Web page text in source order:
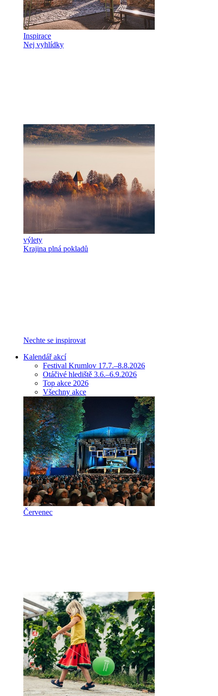
Inspirace
Nej vyhlídky
výlety
Krajina plná pokladů
Nechte se inspirovat
Kalendář akcí
Festival Krumlov 17.7.–8.8.2026
Otáčivé hlediště 3.6.–6.9.2026
Top akce 2026
Všechny akce
Červenec